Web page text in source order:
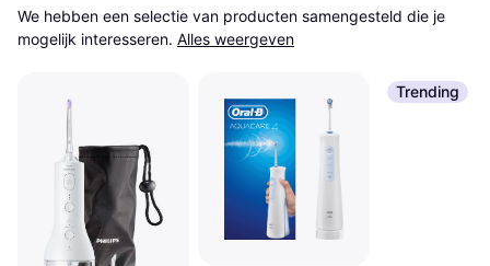
We hebben een selectie van producten samengesteld die je
mogelijk interesseren. Alles weergeven
Trending